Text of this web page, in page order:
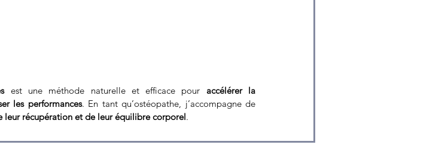
est une méthode naturelle et efficace pour accélérer la
les performances. En tant qu’ostéopathe, j’accompagne de
leur récupération et de leur équilibre corporel.